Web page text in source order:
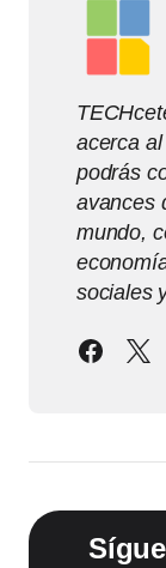
acerca
podrás
avances
mundo,
sociales